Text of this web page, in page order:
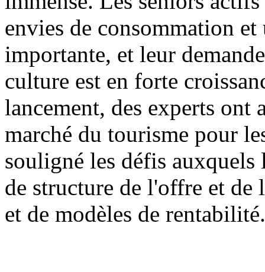
envies de consommation
importante, et leur
culture est en forte
lancement, des experts ont
marché du tourisme pour
souligné les défis auxquels
de structure de l'offre et
et de modèles de rentabilité.